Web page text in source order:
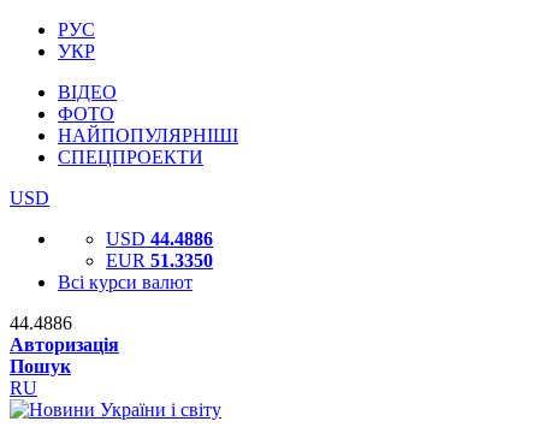
РУС
УКР
ВІДЕО
ФОТО
НАЙПОПУЛЯРНІШІ
СПЕЦПРОЕКТИ
USD
USD 44.4886
EUR 51.3350
Всі курси валют
44.4886
Авторизація
Пошук
RU